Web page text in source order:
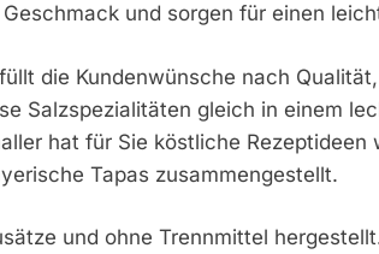
und sorgen für einen
die Kundenwünsche nach
Salzspezialitäten gleich in einem
hat für Sie köstliche
Tapas zusammengestellt.
und ohne Trennmittel